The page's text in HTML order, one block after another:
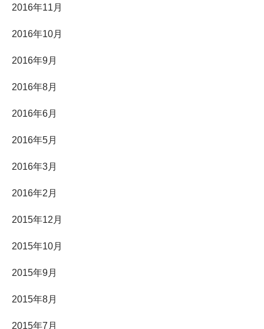
2016年11月
2016年10月
2016年9月
2016年8月
2016年6月
2016年5月
2016年3月
2016年2月
2015年12月
2015年10月
2015年9月
2015年8月
2015年7月